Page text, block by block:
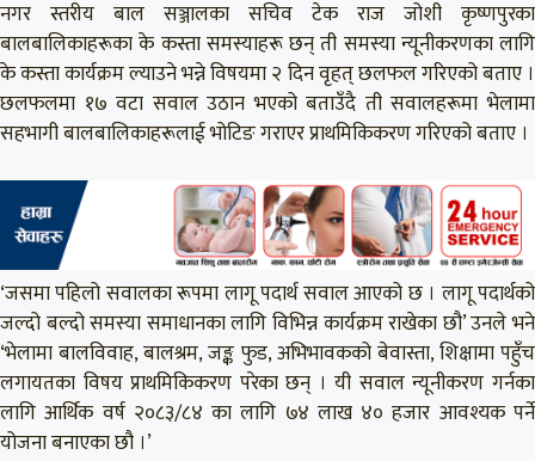
नगर स्तरीय बाल सञ्जालका सचिव टेक राज जोशी कृष्णपुरका
बालबालिकाहरूका के कस्ता समस्याहरू छन् ती समस्या न्यूनीकरणका लागि
के कस्ता कार्यक्रम ल्याउने भन्ने विषयमा २ दिन वृहत् छलफल गरिएको बताए ।
छलफलमा १७ वटा सवाल उठान भएको बताउँदै ती सवालहरूमा भेलामा
सहभागी बालबालिकाहरूलाई भोटिङ गराएर प्राथमिकिकरण गरिएको बताए ।
‘जसमा पहिलो सवालका रूपमा लागू पदार्थ सवाल आएको छ । लागू पदार्थको
जल्दो बल्दो समस्या समाधानका लागि विभिन्न कार्यक्रम राखेका छौ’ उनले भने
‘भेलामा बालविवाह, बालश्रम, जङ्क फुड, अभिभावकको बेवास्ता, शिक्षामा पहुँच
लगायतका विषय प्राथमिकिकरण परेका छन् । यी सवाल न्यूनीकरण गर्नका
लागि आर्थिक वर्ष २०८३/८४ का लागि ७४ लाख ४० हजार आवश्यक पर्ने
योजना बनाएका छौ ।’